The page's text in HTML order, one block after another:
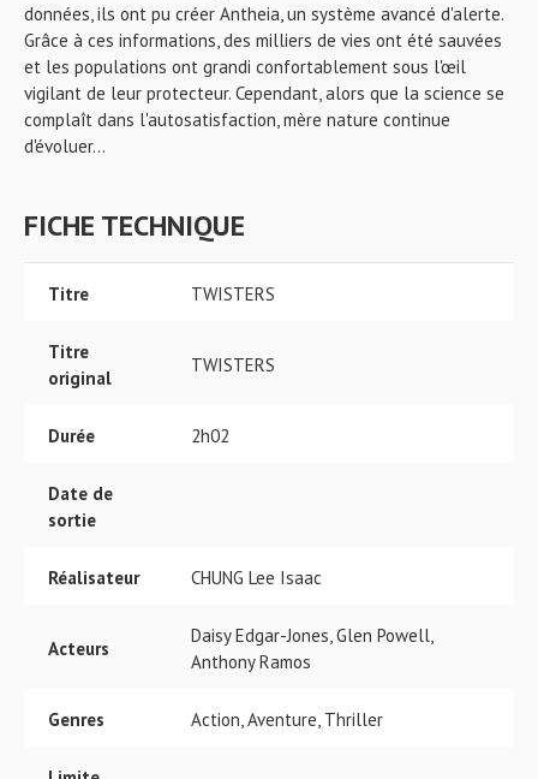
données, ils ont pu créer Antheia, un système avancé d'alerte.
Grâce à ces informations, des milliers de vies ont été sauvées
et les populations ont grandi confortablement sous l'œil
vigilant de leur protecteur. Cependant, alors que la science se
complaît dans l'autosatisfaction, mère nature continue
d'évoluer...
FICHE TECHNIQUE
Titre TWISTERS
Titre
original
TWISTERS
Durée 2h02
Date de
sortie
Réalisateur CHUNG Lee Isaac
Acteurs
Daisy Edgar-Jones, Glen Powell,
Anthony Ramos
Genres Action, Aventure, Thriller